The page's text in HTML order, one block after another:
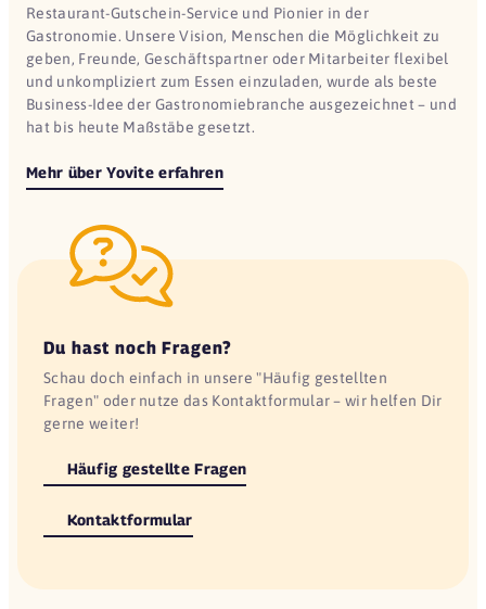
Restaurant-Gutschein-Service und Pionier in der
Gastronomie. Unsere Vision, Menschen die Möglichkeit zu
geben, Freunde, Geschäftspartner oder Mitarbeiter flexibel
und unkompliziert zum Essen einzuladen, wurde als beste
Business-Idee der Gastronomiebranche ausgezeichnet – und
hat bis heute Maßstäbe gesetzt.
Mehr über Yovite erfahren
Du hast noch Fragen?
Schau doch einfach in unsere "Häufig gestellten
Fragen" oder nutze das Kontaktformular – wir helfen Dir
gerne weiter!
Häufig gestellte Fragen
Kontaktformular